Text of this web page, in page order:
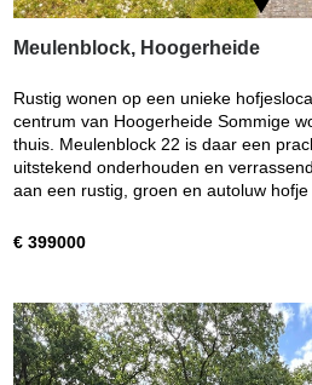
Meulenblock, Hoogerheide
Rustig wonen op een unieke
centrum van Hoogerheide Sommige
thuis. Meulenblock 22 is daar een
uitstekend onderhouden en
aan een rustig, groen en autoluw
€ 399000